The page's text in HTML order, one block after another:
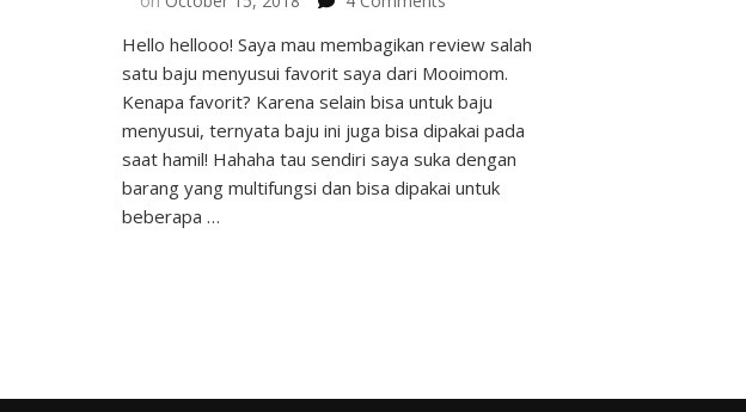
Mooimom
Maternity
and
Nursing
Stripe
Hello hellooo! Saya mau membagikan review salah
satu baju menyusui favorit saya dari Mooimom.
Kenapa favorit? Karena selain bisa untuk baju
menyusui, ternyata baju ini juga bisa dipakai pada
saat hamil! Hahaha tau sendiri saya suka dengan
barang yang multifungsi dan bisa dipakai untuk
beberapa …